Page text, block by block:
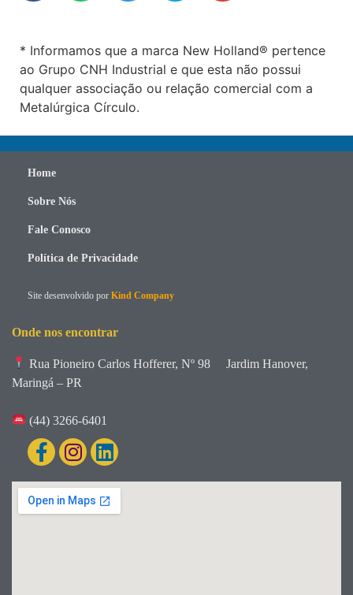
* Informamos que a marca New Holland® pertence
ao Grupo CNH Industrial e que esta não possui
qualquer associação ou relação comercial com a
Metalúrgica Círculo.
Home
Sobre Nós
Fale Conosco
Política de Privacidade
Site desenvolvido por Kind Company
Onde nos encontrar
Rua Pioneiro Carlos Hofferer, Nº 98
Jardim Hanover,
Maringá – PR
(44) 3266-6401